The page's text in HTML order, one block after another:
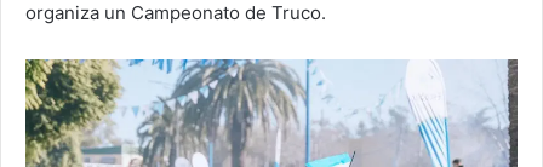
organiza un Campeonato de Truco.